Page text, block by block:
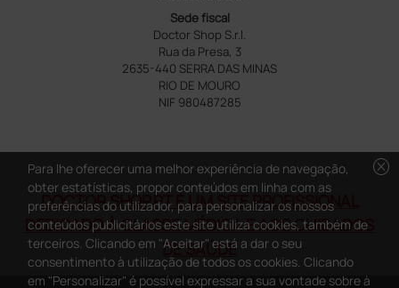
Sede fiscal
Doctor Shop S.r.l.
Rua da Presa, 3
2635-440 SERRA DAS MINAS
RIO DE MOURO
NIF 980487285
DOCTOR SHOP.PT É UM SITE PROFISSIONAL
DEDICADO À CLASSE MÉDICA E AOS CUIDADOS
DE SAÚDE
cancel
Para lhe oferecer uma melhor experiência de navegação,
obter estatísticas, propor conteúdos em linha com as
preferências do utilizador, para personalizar os nossos
conteúdos publicitários este site utiliza cookies, também de
terceiros. Clicando em "Aceitar" está a dar o seu
consentimento à utilização de todos os cookies. Clicando
em "Personalizar" é possível expressar a sua vontade sobre à